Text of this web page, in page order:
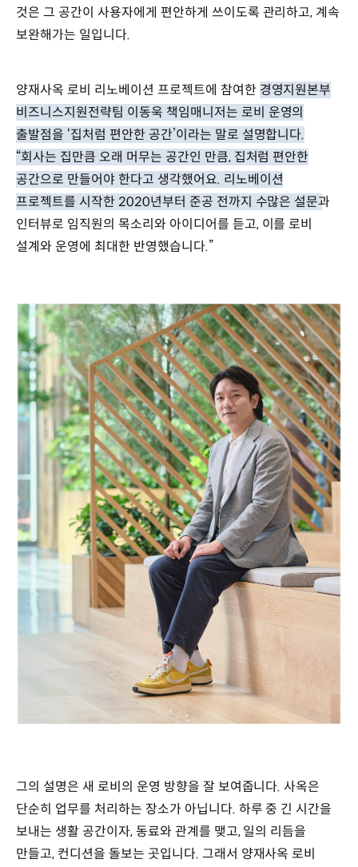
것은 그 공간이 사용자에게 편안하게 쓰이도록 관리하고, 계속
보완해가는 일입니다.
양재사옥 로비 리노베이션 프로젝트에 참여한 경영지원본부
비즈니스지원전략팀 이동욱 책임매니저는 로비 운영의
출발점을 ‘집처럼 편안한 공간’이라는 말로 설명합니다.
“회사는 집만큼 오래 머무는 공간인 만큼, 집처럼 편안한
공간으로 만들어야 한다고 생각했어요. 리노베이션
프로젝트를 시작한 2020년부터 준공 전까지 수많은 설문과
인터뷰로 임직원의 목소리와 아이디어를 듣고, 이를 로비
설계와 운영에 최대한 반영했습니다.”
그의 설명은 새 로비의 운영 방향을 잘 보여줍니다. 사옥은
단순히 업무를 처리하는 장소가 아닙니다. 하루 중 긴 시간을
보내는 생활 공간이자, 동료와 관계를 맺고, 일의 리듬을
만들고, 컨디션을 돌보는 곳입니다. 그래서 양재사옥 로비